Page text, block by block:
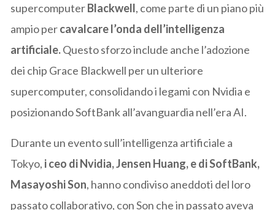
supercomputerBlackwell, come parte di un piano più
ampio percavalcare l’onda dell’intelligenza
artificiale.Questo sforzo include anche l’adozione
dei chip Grace Blackwell per un ulteriore
supercomputer, consolidando i legami con Nvidia e
posizionando SoftBank all’avanguardia nell’era AI.
Durante un evento sull’intelligenza artificiale a
Tokyo, i ceo di Nvidia, Jensen Huang, e di SoftBank,
Masayoshi Son, hanno condiviso aneddoti del loro
passato collaborativo, con Son che in passato aveva